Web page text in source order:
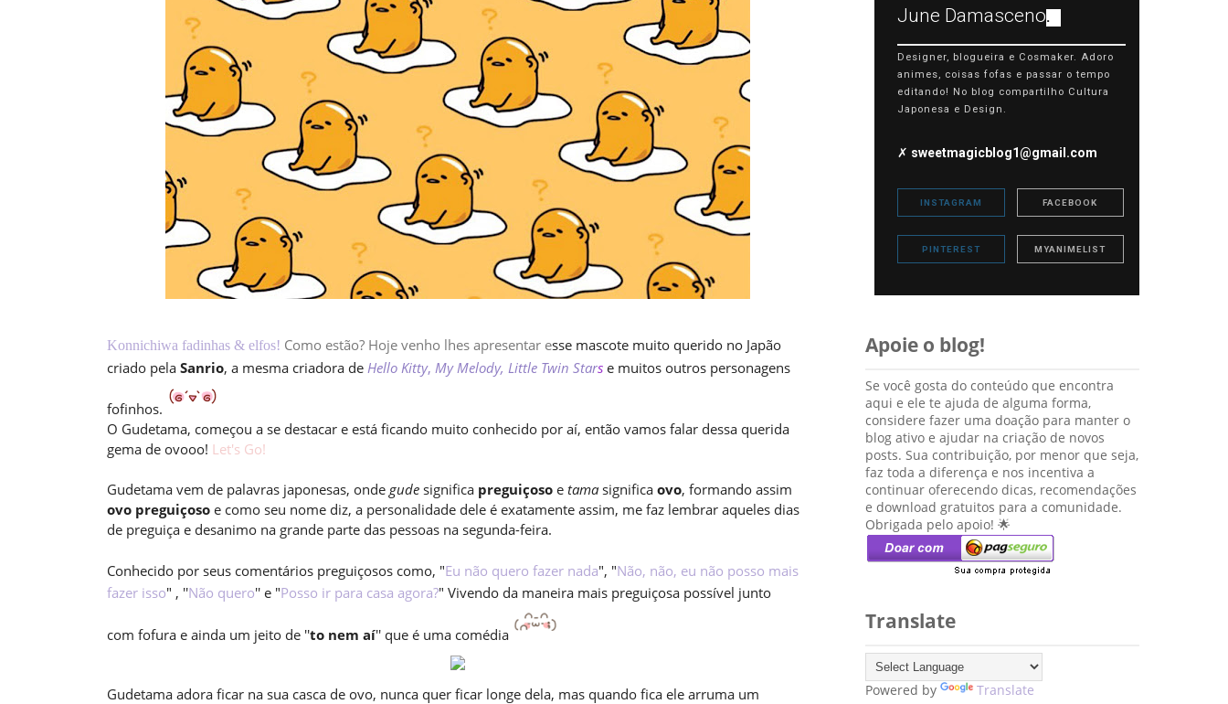
Konnichiwa fadinhas & elfos! Como estão? Hoje venho lhes apresentar esse mascote muito querido no Japão
criado pela Sanrio, a mesma criadora de Hello Kitty, My Melody, Little Twin Stars e muitos outros personagens
fofinhos.
O Gudetama, começou a se destacar e está ficando muito conhecido por aí, então vamos falar dessa querida
gema de ovooo! Let's Go!
Gudetama vem de palavras japonesas, onde gude significa preguiçoso e tama significa ovo, formando assim
ovo preguiçoso e como seu nome diz, a personalidade dele é exatamente assim, me faz lembrar aqueles dias
de preguiça e desanimo na grande parte das pessoas na segunda-feira.
Conhecido por seus comentários preguiçosos como, "Eu não quero fazer nada", "Não, não, eu não posso mais
fazer isso" , ''Não quero'' e "Posso ir para casa agora?" Vivendo da maneira mais preguiçosa possível junto
com fofura e ainda um jeito de ''to nem aí'' que é uma comédia
Gudetama adora ficar na sua casca de ovo, nunca quer ficar longe dela, mas quando fica ele arruma um
June Damasceno.
Designer, blogueira e Cosmaker. Adoro
animes, coisas fofas e passar o tempo
editando! No blog compartilho Cultura
Japonesa e Design.
✗ sweetmagicblog1@gmail.com
INSTAGRAM FACEBOOK
PINTEREST MYANIMELIST
Apoie o blog!
Se você gosta do conteúdo que encontra
aqui e ele te ajuda de alguma forma,
considere fazer uma doação para manter o
blog ativo e ajudar na criação de novos
posts. Sua contribuição, por menor que seja,
faz toda a diferença e nos incentiva a
continuar oferecendo dicas, recomendações
e download gratuitos para a comunidade.
Obrigada pelo apoio! 🌟
Translate
Powered by Translate